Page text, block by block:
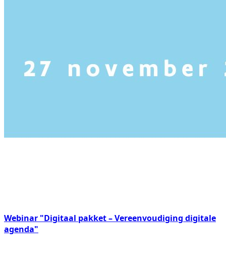
Webinar "Digitaal pakket – Vereenvoudiging digitale
agenda"